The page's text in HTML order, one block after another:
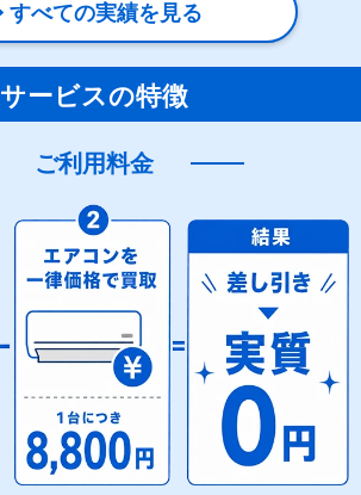
すべての実績を見る
サービスの特徴
ご利用料金